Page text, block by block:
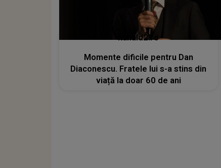
kanald2.ro
Momente dificile pentru Dan
Diaconescu. Fratele lui s-a stins din
viață la doar 60 de ani